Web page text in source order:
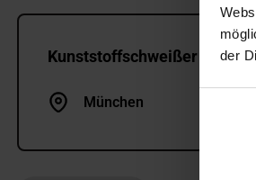
der
Kunststoffschweißer nach
München